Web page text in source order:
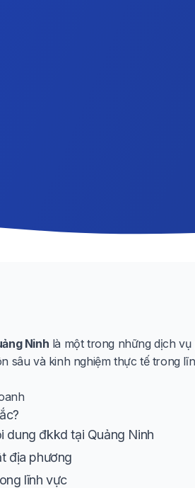
Ninh là một trong những dịch
sâu và kinh nghiệm thực tế trong
dung đkkd tại Quảng Ninh
địa phương
lĩnh vực